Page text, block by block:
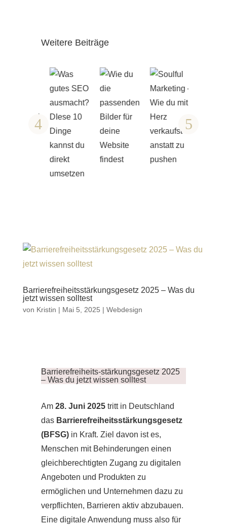
Weitere Beiträge
Barrierefreiheitsstärkungsgesetz 2025 – Was du
jetzt wissen solltest
von Kristin | Mai 5, 2025 | Webdesign
Barrierefreiheits-stärkungsgesetz 2025
– Was du jetzt wissen solltest
Am 28. Juni 2025tritt in Deutschland
das Barrierefreiheitsstärkungsgesetz
(BFSG)in Kraft. Ziel davon ist es,
Menschen mit Behinderungen einen
gleichberechtigten Zugang zu digitalen
Angeboten und Produkten zu
ermöglichen und Unternehmen dazu zu
verpflichten, Barrieren aktiv abzubauen.
Eine digitale Anwendung muss also für